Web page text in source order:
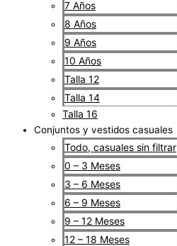
7 Años
8 Años
9 Años
10 Años
Talla 12
Talla 14
Talla 16
Conjuntos y vestidos casuales
Todo, casuales sin filtrar
0 – 3 Meses
3 – 6 Meses
6 – 9 Meses
9 – 12 Meses
12 – 18 Meses